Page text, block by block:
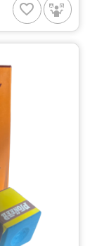
favorite_border